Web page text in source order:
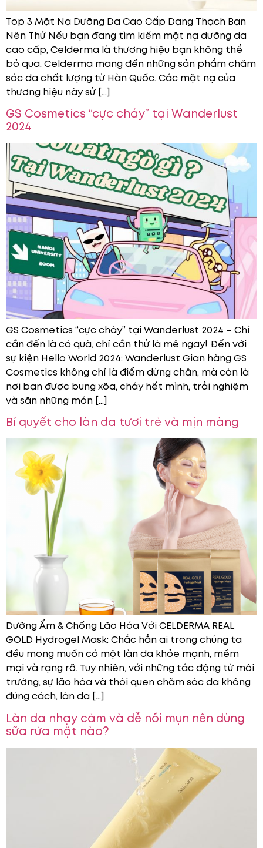
Top 3 Mặt Nạ Dưỡng Da Cao Cấp Dạng Thạch Bạn
Nên Thử Nếu bạn đang tìm kiếm mặt nạ dưỡng da
cao cấp, Celderma là thương hiệu bạn không thể
bỏ qua. Celderma mang đến những sản phẩm chăm
sóc da chất lượng từ Hàn Quốc. Các mặt nạ của
thương hiệu này sử […]
GS Cosmetics “cực cháy” tại Wanderlust
2024
GS Cosmetics “cực cháy” tại Wanderlust 2024 – Chỉ
cần đến là có quà, chỉ cần thử là mê ngay! Đến với
sự kiện Hello World 2024: Wanderlust Gian hàng GS
Cosmetics không chỉ là điểm dừng chân, mà còn là
nơi bạn được bung xõa, cháy hết mình, trải nghiệm
và săn những món […]
Bí quyết cho làn da tươi trẻ và mịn màng
Dưỡng Ẩm & Chống Lão Hóa Với CELDERMA REAL
GOLD Hydrogel Mask: Chắc hẳn ai trong chúng ta
đều mong muốn có một làn da khỏe mạnh, mềm
mại và rạng rỡ. Tuy nhiên, với những tác động từ môi
trường, sự lão hóa và thói quen chăm sóc da không
đúng cách, làn da […]
Làn da nhạy cảm và dễ nổi mụn nên dùng
sữa rửa mặt nào?